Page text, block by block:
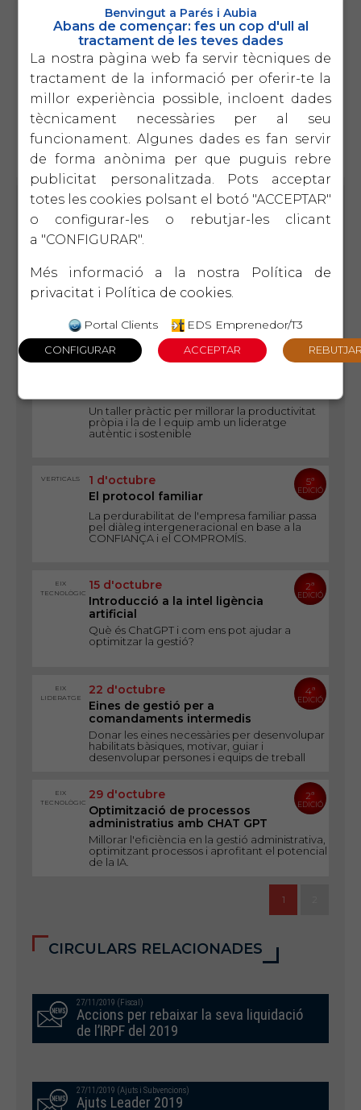
Guivernau i més web
i amb el suport de Viding Fitness Center
Inscriu-teara - places limitades
ACCIONS FORMATIVES
El Controller. Claus per millorar el
resultats de l empresa
diferència entre gestionar a " a cegues" o
dirigir l empresa amb informació calu i pendre
decisions estratègiques.
EDICIÓ
Un taller pràctic per millorar la productivitat
pròpia i la de l equip amb un lideratge
autèntic i sostenible
VERTICALS
1 d'octubre
El protocol familiar
La perdurabilitat de l'empresa familiar passa
pel diàleg intergeneracional en base a la
CONFIANÇA i el COMPROMÍS.
5ª
EDICIÓ
EIX
TECNOLÒGIC
15 d'octubre
Introducció a la intel ligència
artificial
Què és ChatGPT i com ens pot ajudar a
optimitzar la gestió?
2ª
EDICIÓ
EIX
LIDERATGE
22 d'octubre
Eines de gestió per a
comandaments intermedis
Donar les eines necessàries per desenvolupar
habilitats bàsiques, motivar, guiar i
desenvolupar persones i equips de treball
4ª
EDICIÓ
EIX
TECNOLÒGIC
29 d'octubre
Optimització de processos
administratius amb CHAT GPT
Millorar l'eficiència en la gestió administrativa,
optimitzant processos i aprofitant el potencial
de la IA.
2ª
EDICIÓ
1
CIRCULARS RELACIONADES
27/11/2019 (Fiscal)
Accions per rebaixar la seva liquidació
de l’IRPF del 2019
27/11/2019 (Ajuts i Subvencions)
Ajuts Leader 2019
Benvingut a Parés i Aubia
Abans de començar: fes un cop d'ull al
tractament de les teves dades
La nostra pàgina web fa servir tècniques de
tractament de la informació per oferir-te la
millor experiència possible, incloent dades
tècnicament necessàries per al seu
funcionament. Algunes dades es fan servir
de forma anònima per que puguis rebre
publicitat personalitzada. Pots acceptar
totes les cookies polsant el botó "ACCEPTAR"
o configurar-les o rebutjar-les clicant
a "CONFIGURAR".
Més informació a la nostra
Política de
privacitat i Política de cookies.
Portal Clients EDS Emprenedor/T3